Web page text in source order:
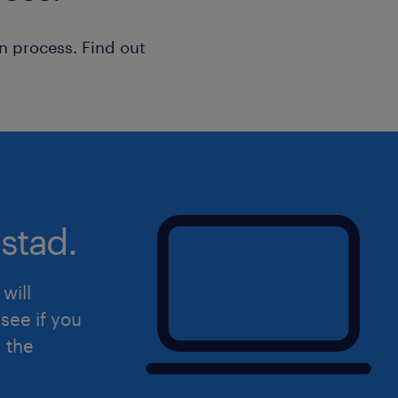
Je komt terecht in een
afvalverwerking, food, zuivel,
We kijken samen welk bedrijf in
bij jouw wensen. Op de werkvloer
collega’s leren je als beginnend
Binnen elk bedrijf staan veiligheid
Mechanisch Operator: Focus op
process. Find out
will
if you
the